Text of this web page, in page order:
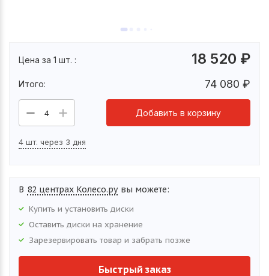
Цена за 1 шт. : 18 520 ₽
Итого: 74 080 ₽
4 Добавить в корзину
4 шт. через 3 дня
В 82 центрах Колесо.ру вы можете:
Купить и установить диски
Оставить диски на хранение
Зарезервировать товар и забрать позже
Быстрый заказ